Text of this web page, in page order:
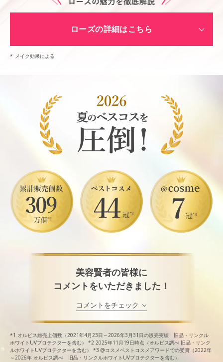
ローズの詳細はこちら
* メイク効果による
美容賢者の皆様に
コメントをいただきました！
コメントをチェック
*1 オルビス総売上個数（2021年4月23日～2026年3月31日の販売実績 旧品・リンクル
ホワイトUVプロテクターを含む）
*2 2025年11月19日時点（オルビス調べ 旧品・リンク
ルホワイトUVプロテクターを含む）
*3 @コスメベストコスメアワードでの受賞（2022年
～2026年 オルビス調べ 旧品・リンクルホワイトUVプロテクターを含む）